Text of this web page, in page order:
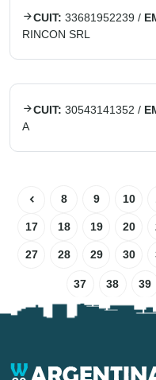
CUIT: 33681952239 /
RINCON SRL
CUIT: 30543141352 /
A
8 9 10
17 18 19 20
27 28 29 30
37 38 39